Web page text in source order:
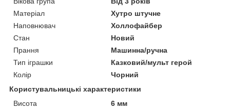
Матеріал
Хутро штучне
Наповнювач
Холлофайбер
Стан
Новий
Прання
Машинна/ручна
Тип іграшки
Казковий/мульт герой
Колір
Чорний
Користувальницькі характеристики
Висота
6 мм